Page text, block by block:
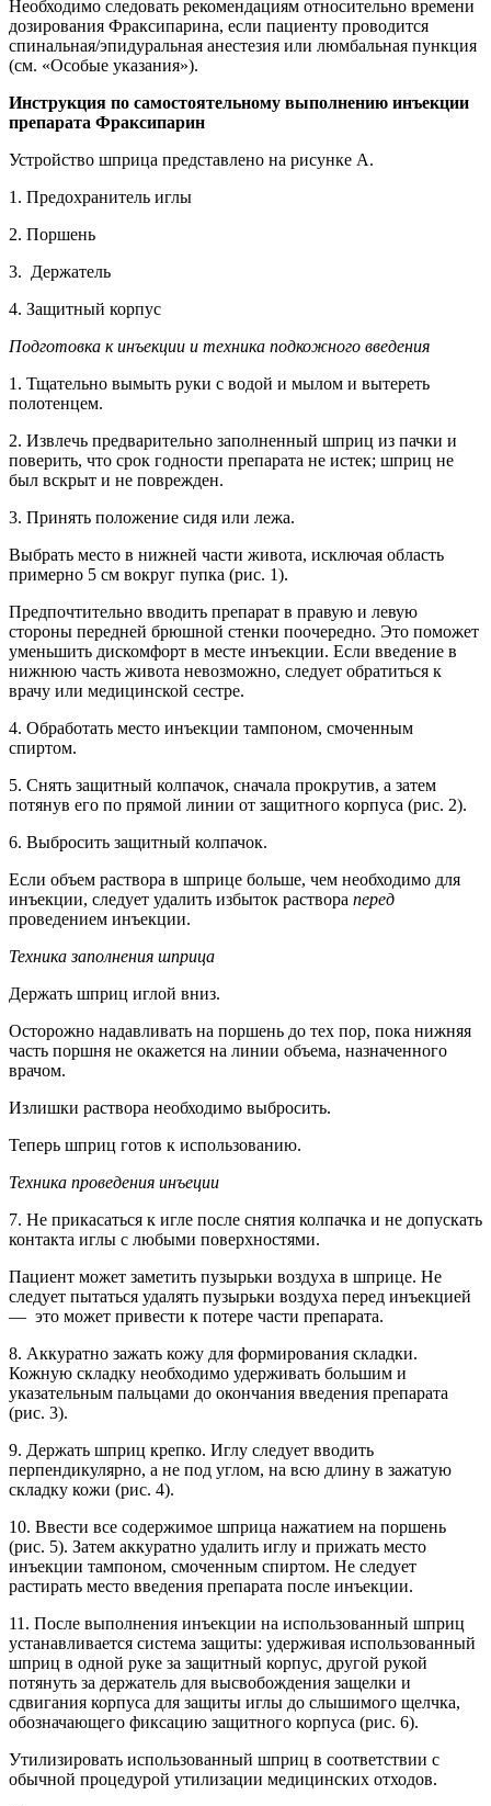
Необходимо следовать рекомендациям относительно времени
дозирования Фраксипарина, если пациенту проводится
спинальная/эпидуральная анестезия или люмбальная пункция
(см. «Особые указания»).
Инструкция по самостоятельному выполнению инъекции
препарата Фраксипарин
Устройство шприца представлено на рисунке А.
1. Предохранитель иглы
2. Поршень
3. Держатель
4. Защитный корпус
Подготовка к инъекции и техника подкожного введения
1. Тщательно вымыть руки с водой и мылом и вытереть
полотенцем.
2. Извлечь предварительно заполненный шприц из пачки и
поверить, что срок годности препарата не истек; шприц не
был вскрыт и не поврежден.
3. Принять положение сидя или лежа.
Выбрать место в нижней части живота, исключая область
примерно 5 см вокруг пупка (рис. 1).
Предпочтительно вводить препарат в правую и левую
стороны передней брюшной стенки поочередно. Это поможет
уменьшить дискомфорт в месте инъекции. Если введение в
нижнюю часть живота невозможно, следует обратиться к
врачу или медицинской сестре.
4. Обработать место инъекции тампоном, смоченным
спиртом.
5. Снять защитный колпачок, сначала прокрутив, а затем
потянув его по прямой линии от защитного корпуса (рис. 2).
6. Выбросить защитный колпачок.
Если объем раствора в шприце больше, чем необходимо для
инъекции, следует удалить избыток раствора перед
проведением инъекции.
Техника заполнения шприца
Держать шприц иглой вниз.
Осторожно надавливать на поршень до тех пор, пока нижняя
часть поршня не окажется на линии объема, назначенного
врачом.
Излишки раствора необходимо выбросить.
Теперь шприц готов к использованию.
Техника проведения инъеции
7. Не прикасаться к игле после снятия колпачка и не допускать
контакта иглы с любыми поверхностями.
Пациент может заметить пузырьки воздуха в шприце. Не
следует пытаться удалять пузырьки воздуха перед инъекцией
— это может привести к потере части препарата.
8. Аккуратно зажать кожу для формирования складки.
Кожную складку необходимо удерживать большим и
указательным пальцами до окончания введения препарата
(рис. 3).
9. Держать шприц крепко. Иглу следует вводить
перпендикулярно, а не под углом, на всю длину в зажатую
складку кожи (рис. 4).
10. Ввести все содержимое шприца нажатием на поршень
(рис. 5). Затем аккуратно удалить иглу и прижать место
инъекции тампоном, смоченным спиртом. Не следует
растирать место введения препарата после инъекции.
11. После выполнения инъекции на использованный шприц
устанавливается система защиты: удерживая использованный
шприц в одной руке за защитный корпус, другой рукой
потянуть за держатель для высвобождения защелки и
сдвигания корпуса для защиты иглы до слышимого щелчка,
обозначающего фиксацию защитного корпуса (рис. 6).
Утилизировать использованный шприц в соответствии с
обычной процедурой утилизации медицинских отходов.